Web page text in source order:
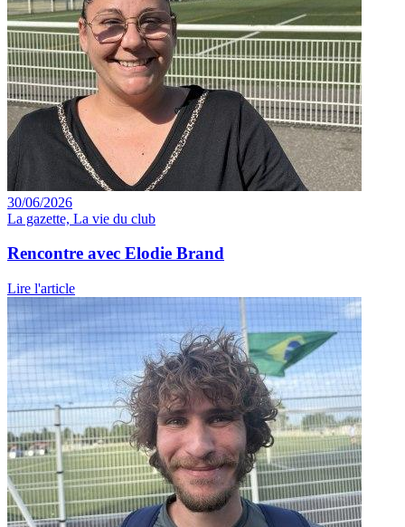
30/06/2026
La gazette, La vie du club
Rencontre avec Elodie Brand
Lire l'article